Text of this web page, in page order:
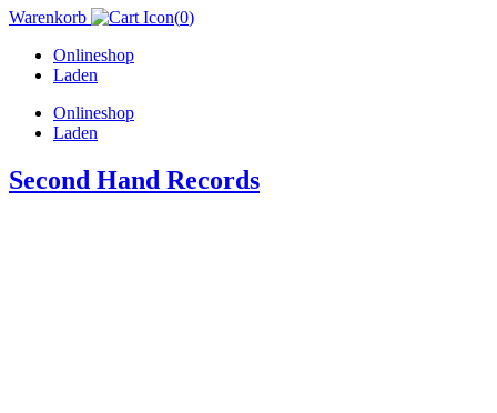
Warenkorb
(0)
Onlineshop
Laden
Onlineshop
Laden
Second Hand Records